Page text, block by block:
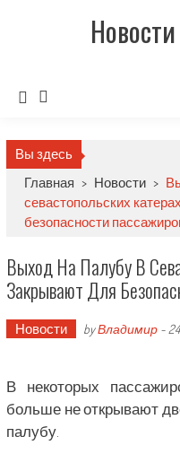
Вы здесь
Главная > Новости >
севастопольских
безопасности
Выход На Палубу В
Закрывают Для
Новости byВладимир-
В некоторых
больше не открывают
палубу.